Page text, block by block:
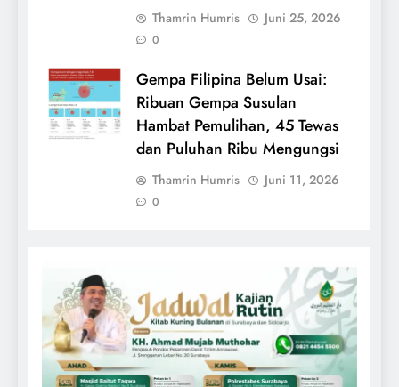
Thamrin Humris Juni 25, 2026
0
Gempa Filipina Belum Usai:
Ribuan Gempa Susulan
Hambat Pemulihan, 45 Tewas
dan Puluhan Ribu Mengungsi
Thamrin Humris Juni 11, 2026
0